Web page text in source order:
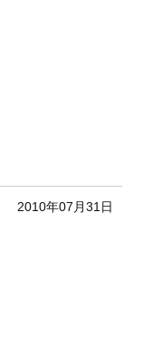
2010年07月31日